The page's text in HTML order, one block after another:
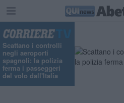
Scattano i controlli
negli aeroporti
spagnoli: la polizia
ferma i passeggeri
del volo dall'Italia